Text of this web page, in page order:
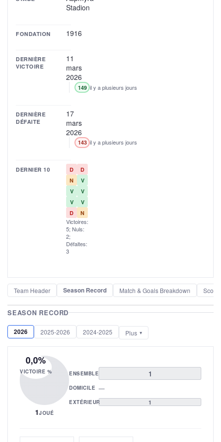
Stadion
FONDATION 1916
DERNIÈRE
VICTOIRE
11
mars
2026
149 il y a plusieurs jours
DERNIÈRE
DÉFAITE
17
mars
2026
143 il y a plusieurs jours
DERNIER 10 D
D
N
V
V
V
V
V
D
N
Victoires:
5; Nuls:
2;
Défaites:
3
Team Header Season Record Match & Goals Breakdown
SEASON RECORD
2026 2025-2026 2024-2025 Plus
0,0%
VICTOIRE %
1JOUÉ
ENSEMBLE 1
DOMICILE —
EXTÉRIEUR 1